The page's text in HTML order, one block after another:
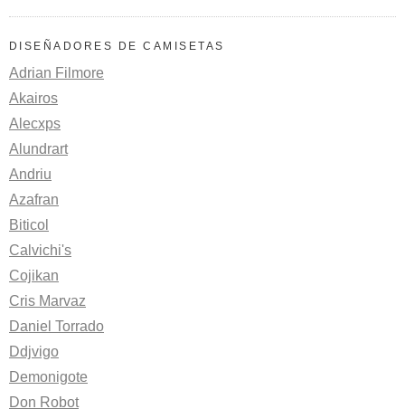
DISEÑADORES DE CAMISETAS
Adrian Filmore
Akairos
Alecxps
Alundrart
Andriu
Azafran
Biticol
Calvichi's
Cojikan
Cris Marvaz
Daniel Torrado
Ddjvigo
Demonigote
Don Robot